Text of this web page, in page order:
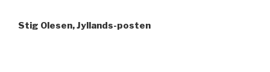
Stig Olesen, Jyllands-posten